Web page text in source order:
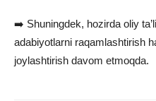
➡️ Shuningdek, hozirda oliy
adabiyotlarni raqamlashtirish
joylashtirish davom etmoqda.